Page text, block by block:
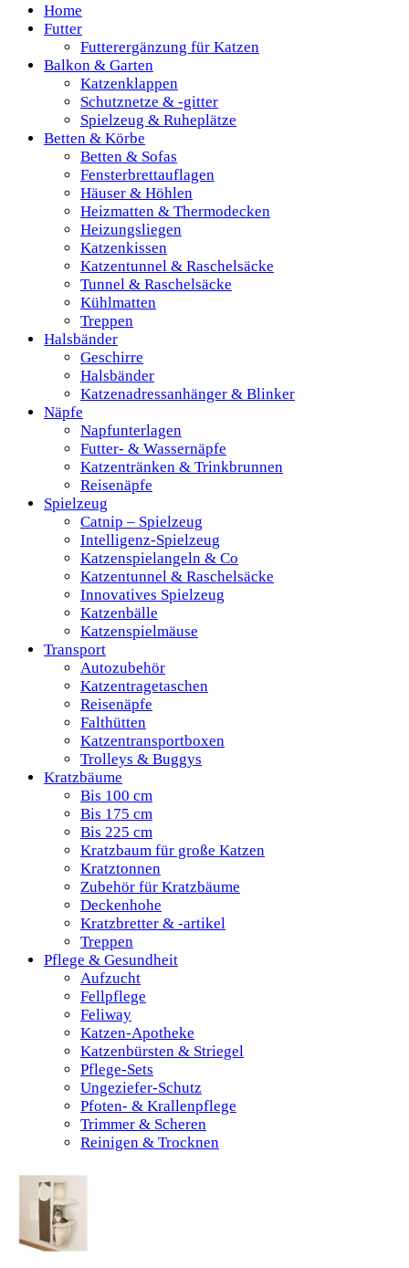
Home
Futter
Futterergänzung für Katzen
Balkon & Garten
Katzenklappen
Schutznetze & -gitter
Spielzeug & Ruheplätze
Betten & Körbe
Betten & Sofas
Fensterbrettauflagen
Häuser & Höhlen
Heizmatten & Thermodecken
Heizungsliegen
Katzenkissen
Katzentunnel & Raschelsäcke
Tunnel & Raschelsäcke
Kühlmatten
Treppen
Halsbänder
Geschirre
Halsbänder
Katzenadressanhänger & Blinker
Näpfe
Napfunterlagen
Futter- & Wassernäpfe
Katzentränken & Trinkbrunnen
Reisenäpfe
Spielzeug
Catnip – Spielzeug
Intelligenz-Spielzeug
Katzenspielangeln & Co
Katzentunnel & Raschelsäcke
Innovatives Spielzeug
Katzenbälle
Katzenspielmäuse
Transport
Autozubehör
Katzentragetaschen
Reisenäpfe
Falthütten
Katzentransportboxen
Trolleys & Buggys
Kratzbäume
Bis 100 cm
Bis 175 cm
Bis 225 cm
Kratzbaum für große Katzen
Kratztonnen
Zubehör für Kratzbäume
Deckenhohe
Kratzbretter & -artikel
Treppen
Pflege & Gesundheit
Aufzucht
Fellpflege
Feliway
Katzen-Apotheke
Katzenbürsten & Striegel
Pflege-Sets
Ungeziefer-Schutz
Pfoten- & Krallenpflege
Trimmer & Scheren
Reinigen & Trocknen